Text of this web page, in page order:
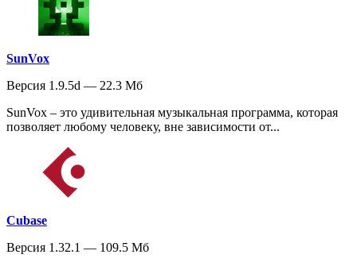
SunVox
Версия 1.9.5d — 22.3 Мб
SunVox – это удивительная музыкальная программа, которая
позволяет любому человеку, вне зависимости от...
Cubase
Версия 1.32.1 — 109.5 Мб